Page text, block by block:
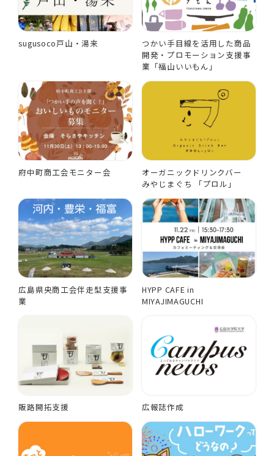
sugusoco戸山・湯来
つかい手目線を活用した商品
開発・プロモーション支援事
業「福山いいもん」
府中町商工会モニター会
オーガニックドリンクバー
みやじまぐち 「プロル」
広島県央商工会伴走型支援事
業
HYPP CAFE in
MIYAJIMAGUCHI
販路開拓支援 広報誌作成